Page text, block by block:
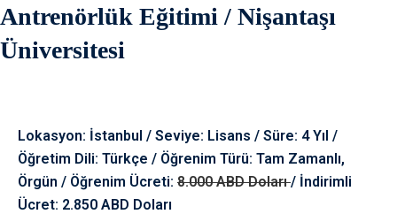
Antrenörlük Eğitimi / Nişantaşı
Üniversitesi
Lokasyon: İstanbul / Seviye: Lisans / Süre: 4 Yıl /
Öğretim Dili: Türkçe / Öğrenim Türü: Tam Zamanlı,
Örgün / Öğrenim Ücreti: 8.000 ABD Doları/ İndirimli
Ücret: 2.850 ABD Doları